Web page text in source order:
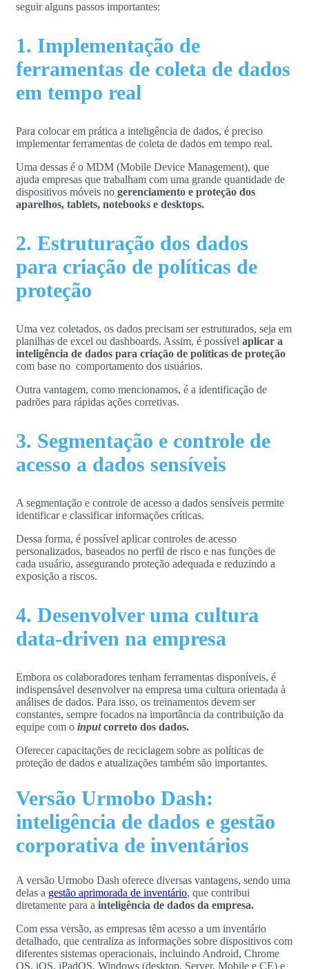
seguir alguns passos importantes:
1. Implementação de
ferramentas de coleta de dados
em tempo real
Para colocar em prática a inteligência de dados, é preciso
implementar ferramentas de coleta de dados em tempo real.
Uma dessas é o MDM (Mobile Device Management), que
ajuda empresas que trabalham com uma grande quantidade de
dispositivos móveis no gerenciamento e proteção dos
aparelhos, tablets, notebooks e desktops.
2. Estruturação dos dados
para criação de políticas de
proteção
Uma vez coletados, os dados precisam ser estruturados, seja em
planilhas de excel ou dashboards. Assim, é possível aplicar a
inteligência de dados para criação de políticas de proteção
com base no comportamento dos usuários.
Outra vantagem, como mencionamos, é a identificação de
padrões para rápidas ações corretivas.
3. Segmentação e controle de
acesso a dados sensíveis
A segmentação e controle de acesso a dados sensíveis permite
identificar e classificar informações críticas.
Dessa forma, é possível aplicar controles de acesso
personalizados, baseados no perfil de risco e nas funções de
cada usuário, assegurando proteção adequada e reduzindo a
exposição a riscos.
4. Desenvolver uma cultura
data-driven na empresa
Embora os colaboradores tenham ferramentas disponíveis, é
indispensável desenvolver na empresa uma cultura orientada à
análises de dados. Para isso, os treinamentos devem ser
constantes, sempre focados na importância da contribuição da
equipe com o inputcorreto dos dados.
Oferecer capacitações de reciclagem sobre as políticas de
proteção de dados e atualizações também são importantes.
Versão Urmobo Dash:
inteligência de dados e gestão
corporativa de inventários
A versão Urmobo Dash oferece diversas vantagens, sendo uma
delas a gestão aprimorada de inventário, que contribui
diretamente para a inteligência de dados da empresa.
Com essa versão, as empresas têm acesso a um inventário
detalhado, que centraliza as informações sobre dispositivos com
diferentes sistemas operacionais, incluindo Android, Chrome
OS, iOS, iPadOS, Windows (desktop, Server, Mobile e CE) e